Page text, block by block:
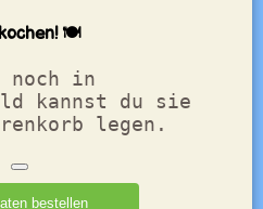
🍽️
noch in
kannst du sie
legen.
bestellen